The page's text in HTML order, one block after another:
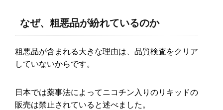
なぜ、粗悪品が紛れているのか
粗悪品が含まれる大きな理由は、品質検査をクリア
していないからです。
日本では薬事法によってニコチン入りのリキッドの
販売は禁止されていると述べました。